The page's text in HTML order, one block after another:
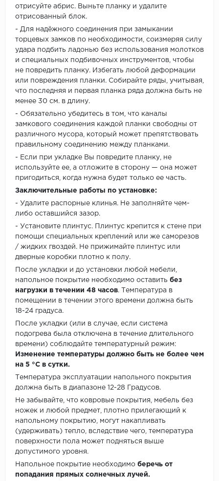
отрисуйте абрис. Выньте планку и удалите
отрисованный блок.
- Для надёжного соединения при замыкании
торцевых замков по необходимости, соизмеряя силу
удара подбить ладонью без использования молотков
и специальных подбивочных инструментов, чтобы
не повредить планку. Избегать любой деформации
или повреждения планки. Собирайте ряды, учитывая,
что последняя и первая планка ряда должна быть не
менее 30 см. в длину.
- Обязательно убедитесь в том, что каналы
замкового соединения каждой планки свободны от
различного мусора, который может препятствовать
правильному соединению между планками.
- Если при укладке Вы повредите планку, не
используйте ее, а отложите в сторону — она может
пригодиться, когда нужна будет только ее часть.
Заключительные работы по установке:
- Удалите распорные клинья. Не заполняйте чем-
либо оставшийся зазор.
- Установите плинтус. Плинтус крепится к стене при
помощи специальных креплений или же саморезов
/ жидких гвоздей. Не прижимайте плинтус или
дверные коробки плотно к полу.
После укладки и до установки любой мебели,
напольное покрытие необходимо оставить без
нагрузки в течении 48 часов. Температура в
помещении в течении этого времени должна быть
18-24 градуса.
После укладки (или в случае, если система
подогрева была отключена в течение длительного
времени) соблюдайте температурный режим:
Изменение температуры должно быть не более чем
на 5 °C в сутки.
Температура эксплуатации напольного покрытия
должна быть в диапазоне 12-28 Градусов.
Не забывайте, что ковровые покрытия, мебель без
ножек и любой предмет, плотно прилегающий к
напольному покрытию, могут накапливать
(удерживать) тепло, вследствие чего, температура
поверхности пола может подняться выше
допустимого уровня.
Напольное покрытие необходимо беречь от
попадания прямых солнечных лучей.